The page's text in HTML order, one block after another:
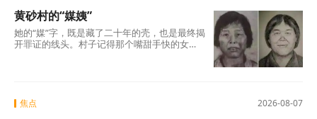
自欺欺人的“潜规则”。三人分工明确——每人负
责两根水管，各自收费、各自截留、余款入账
——分明是精心设计的利益勾兑，哪里有什
么“历来如此”的“惯例”?
黄砂村的“媒姨”
她的“媒”字，既是藏了二十年的壳，也是最终揭
开罪证的线头。村子记得那个嘴甜手快的女
年。
2026-08-07
焦点